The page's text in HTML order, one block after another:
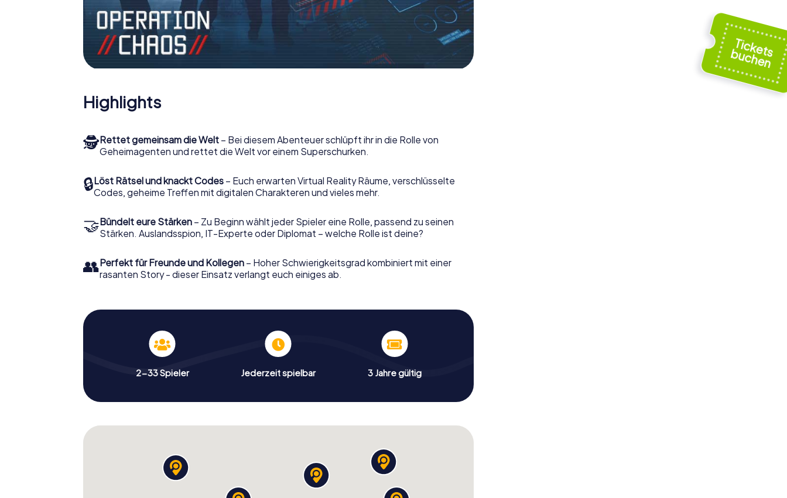
Highlights
🕵Rettet gemeinsam die Welt – Bei diesem Abenteuer schlüpft ihr in die Rolle von
Geheimagenten und rettet die Welt vor einem Superschurken.
🔒Löst Rätsel und knackt Codes – Euch erwarten Virtual Reality Räume, verschlüsselte
Codes, geheime Treffen mit digitalen Charakteren und vieles mehr.
🤝Bündelt eure Stärken – Zu Beginn wählt jeder Spieler eine Rolle, passend zu seinen
Stärken. Auslandsspion, IT-Experte oder Diplomat – welche Rolle ist deine?
👥Perfekt für Freunde und Kollegen – Hoher Schwierigkeitsgrad kombiniert mit einer
rasanten Story - dieser Einsatz verlangt euch einiges ab.
2-33 Spieler Jederzeit spielbar 3 Jahre gültig